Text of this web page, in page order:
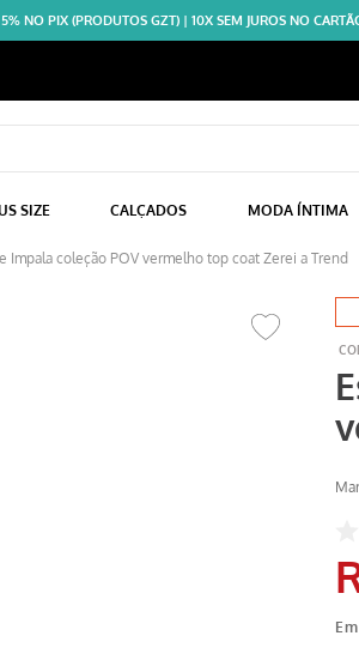
NO PIX (PRODUTOS GZT) | 10X SEM JUROS NO
SIZE CALÇADOS MODA ÍNTIMA
Impala coleção POV vermelho top coat Zerei a Trend